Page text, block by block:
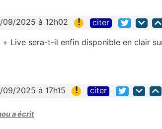
09/2025 à 12h02 ! citer
+ Live sera-t-il enfin disponible en clair
2025 à 17h15 ! citer
a écrit